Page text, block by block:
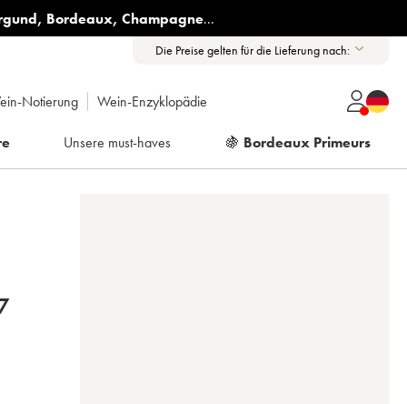
, Bordeaux, Champagne...
Die Preise gelten für die Lieferung nach:
Notierung Wein-Enzyklopädie
Unsere must-haves 🍇 Bordeaux Primeurs